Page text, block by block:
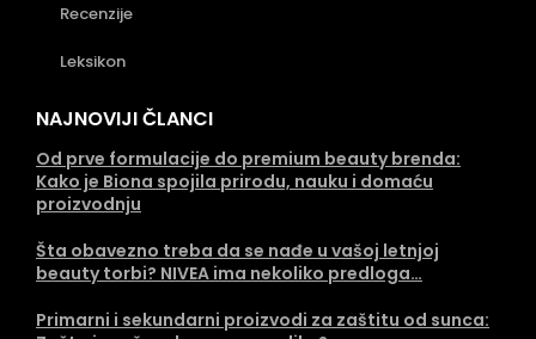
Recenzije
Leksikon
NAJNOVIJI ČLANCI
Od prve formulacije do premium beauty brenda:
Kako je Biona spojila prirodu, nauku i domaću
proizvodnju
Šta obavezno treba da se nađe u vašoj letnjoj
beauty torbi? NIVEA ima nekoliko predloga…
Primarni i sekundarni proizvodi za zaštitu od sunca: